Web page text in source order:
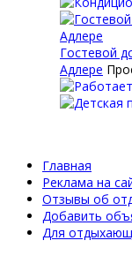
Гостевой
Адлере
Главная
Реклама на
Отзывы об
Добавить
Для